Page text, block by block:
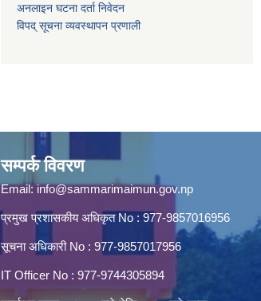
अनलाइन घटना दर्ता निवेदन
विपद् सूचना व्यवस्थापन प्रणाली
सम्पर्क विवरण
Email:info@sammarimaimun.gov.np
प्रमुख प्रशासकीय अधिकृत No : 977-9857016956
सूचना अधिकारी No : 977-9857017956
IT Officer No : 977-9744305894